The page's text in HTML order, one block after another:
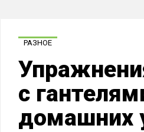
РАЗНОЕ
с
домашних